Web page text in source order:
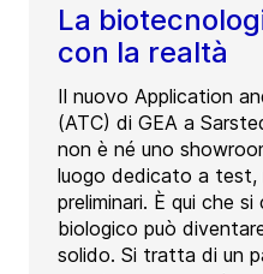
La
con la realtà
Il nuovo Application
(ATC) di GEA a
non è né uno
luogo dedicato a
preliminari. È qui che
biologico può
solido. Si tratta di un